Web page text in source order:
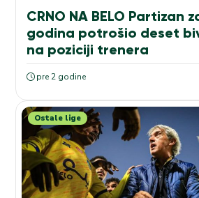
CRNO NA BELO Partizan
godina potrošio deset
na poziciji trenera
pre 2 godine
Ostale lige